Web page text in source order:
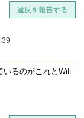
違反を報告する
いるのがこれとWifi